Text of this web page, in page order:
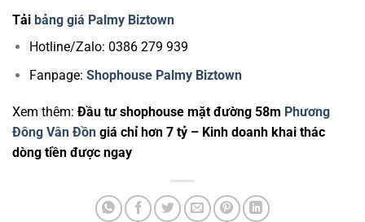
Tải bảng giá Palmy Biztown
Hotline/Zalo: 0386 279 939
Fanpage: Shophouse Palmy Biztown
Xem thêm: Đầu tư shophouse mặt đường 58m Phương
Đông Vân Đồn giá chỉ hơn 7 tỷ – Kinh doanh khai thác
dòng tiền được ngay